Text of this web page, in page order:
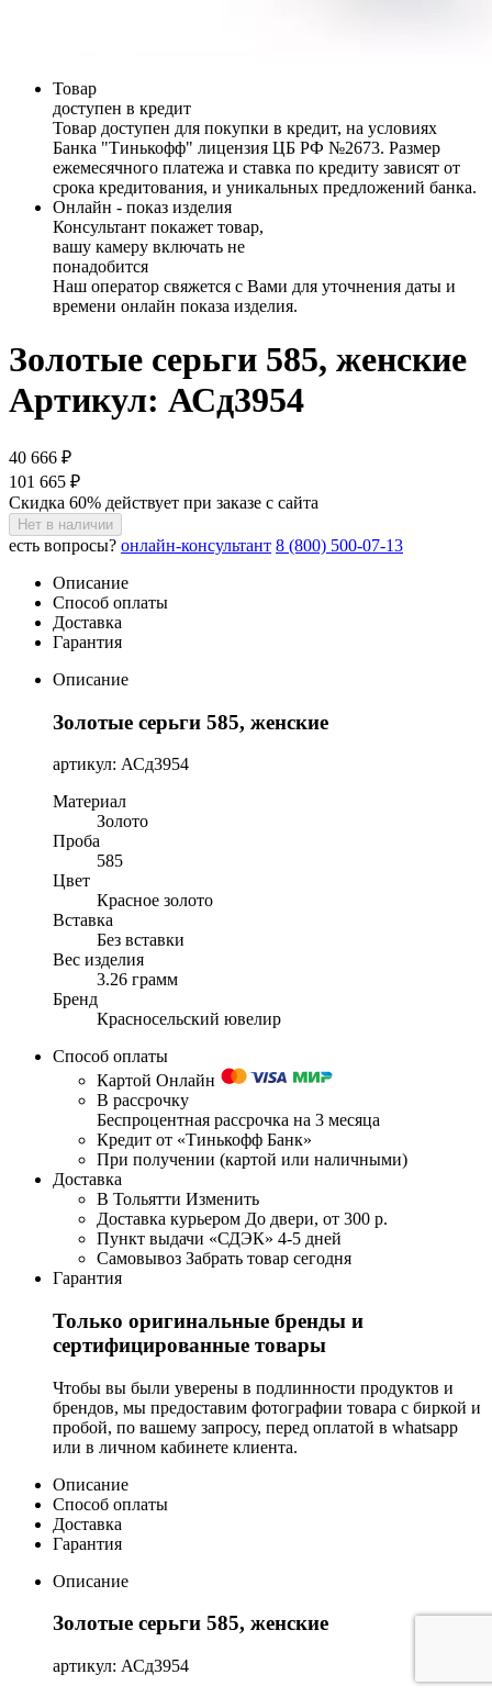
Товар
доступен в кредит
Товар доступен для покупки в кредит, на условиях
Банка "Тинькофф" лицензия ЦБ РФ №2673. Размер
ежемесячного платежа и ставка по кредиту зависят от
срока кредитования, и уникальных предложений банка.
Онлайн - показ изделия
Консультант покажет товар,
вашу камеру включать не
понадобится
Наш оператор свяжется с Вами для уточнения даты и
времени онлайн показа изделия.
Золотые серьги 585, женские
Артикул: АСд3954
40 666 ₽
101 665 ₽
Скидка 60% действует при заказе с сайта
Нет в наличии
есть вопросы? онлайн-консультант 8 (800) 500-07-13
Описание
Способ оплаты
Доставка
Гарантия
Описание
Золотые серьги 585, женские
артикул: АСд3954
Материал
Золото
Проба
585
Цвет
Красное золото
Вставка
Без вставки
Вес изделия
3.26 грамм
Бренд
Красносельский ювелир
Способ оплаты
Картой Онлайн
В рассрочку
Беспроцентная рассрочка на 3 месяца
Кредит от «Тинькофф Банк»
При получении (картой или наличными)
Доставка
В Тольятти Изменить
Доставка курьером До двери, от 300 р.
Пункт выдачи «СДЭК» 4-5 дней
Самовывоз Забрать товар сегодня
Гарантия
Только оригинальные бренды и
сертифицированные товары
Чтобы вы были уверены в подлинности продуктов и
брендов, мы предоставим фотографии товара с биркой и
пробой, по вашему запросу, перед оплатой в whatsapp
или в личном кабинете клиента.
Описание
Способ оплаты
Доставка
Гарантия
Описание
Золотые серьги 585, женские
артикул: АСд3954